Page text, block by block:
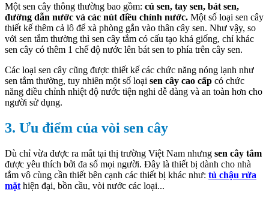
Một sen cây thông thường bao gồm: củ sen, tay sen, bát sen,
đường dẫn nước và các nút điều chỉnh nước. Một số loại sen cây
thiết kế thêm cả lô để xà phòng gắn vào thân cây sen. Như vậy, so
với sen tắm thường thì sen cây tắm có cấu tạo khá giống, chỉ khác
sen cây có thêm 1 chế độ nước lên bát sen to phía trên cây sen.
Các loại sen cây cũng được thiết kế các chức năng nóng lạnh như
sen tắm thường, tuy nhiên một số loại sen cây cao cấp có chức
năng điều chỉnh nhiệt độ nước tiện nghi dễ dàng và an toàn hơn cho
người sử dụng.
3. Ưu điểm của vòi sen cây
Dù chỉ vừa được ra mắt tại thị trường Việt Nam nhưng sen cây tắm
được yêu thích bởi đa số mọi người. Đây là thiết bị dành cho nhà
tắm vô cùng cần thiết bên cạnh các thiết bị khác như: tủ chậu rửa
mặt hiện đại, bồn cầu, vòi nước các loại...